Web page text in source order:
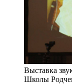
Выставка
Школы